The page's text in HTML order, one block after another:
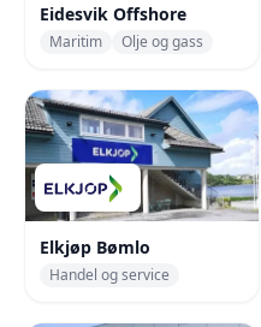
Eidesvik Offshore
Maritim Olje og gass
Elkjøp Bømlo
Handel og service